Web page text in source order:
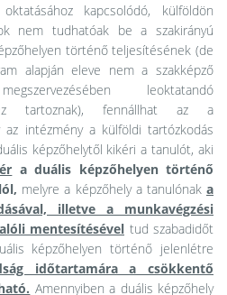
kapcsolódó, külföldön
nem tudhatóak be a szakirányú
történő teljesítésének (de
alapján eleve nem a szakképző
leoktatandó
tartoznak), fennállhat az a
az intézmény a külföldi tartózkodás
képzőhelytől kikéri a tanulót, aki
a duális képzőhelyen történő
melyre a képzőhely a tanulónak a
illetve a munkavégzési
mentesítésével tud szabadidőt
képzőhelyen történő jelenlétre
időtartamára a csökkentő
Amennyiben a duális képzőhely